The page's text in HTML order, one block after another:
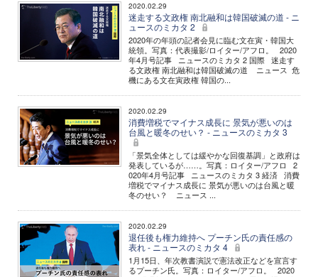
2020.02.29
迷走する文政権 南北融和は韓国破滅の道 - ニ
ュースのミカタ 2
2020年の年頭の記者会見に臨む文在寅・韓国大
統領。写真：代表撮影/ロイター/アフロ。 2020
年4月号記事 ニュースのミカタ 2 国際 迷走す
る文政権 南北融和は韓国破滅の道 ニュース 危
機にある文在寅政権 韓国の...
2020.02.29
消費増税でマイナス成長に 景気が悪いのは
台風と暖冬のせい？ - ニュースのミカタ 3
「景気全体としては緩やかな回復基調」と政府は
発表しているが……。写真：ロイター/アフロ 2
020年4月号記事 ニュースのミカタ 3 経済 消費
増税でマイナス成長に 景気が悪いのは台風と暖
冬のせい？ ニュース ...
2020.02.29
退任後も権力維持へ プーチン氏の責任感の
表れ - ニュースのミカタ 4
1月15日、年次教書演説で憲法改正などを宣言す
るプーチン氏。写真：ロイター/アフロ。 2020